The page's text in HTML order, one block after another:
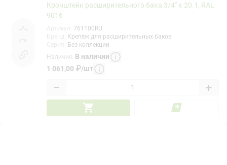
Кронштейн расширительного бака 3/4" к 20.1, RAL
9016
761100RU
Крепёж для расширительных баков
Без коллекции
Наличие: В наличии
1 061,00 ₽/шт
− +